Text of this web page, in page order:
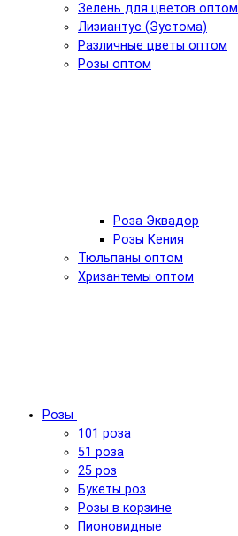
Зелень для цветов оптом
Лизиантус (Эустома)
Различные цветы оптом
Розы оптом
Роза Эквадор
Розы Кения
Тюльпаны оптом
Хризантемы оптом
Розы
101 роза
51 роза
25 роз
Букеты роз
Розы в корзине
Пионовидные